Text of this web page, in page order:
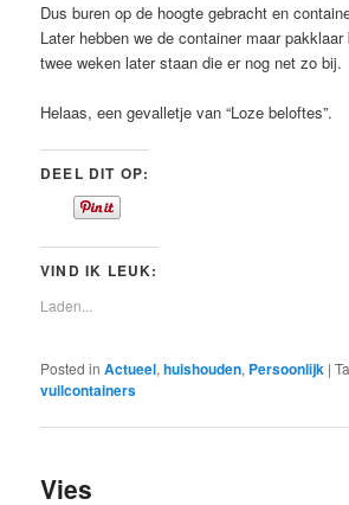
Dus buren op de hoogte gebracht en
Later hebben we de container maar
twee weken later staan die er nog net zo bij.
Helaas, een gevalletje van “Loze beloftes”.
DEEL DIT OP:
VIND IK LEUK:
Laden...
Posted in Actueel,huishouden, Persoonlijk |
vuilcontainers
Vies